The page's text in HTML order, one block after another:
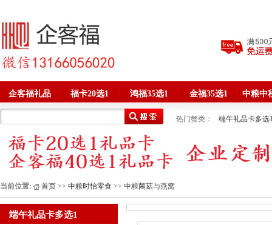
企客福礼品 福卡20选1 鸿福35选1 金福35选1 中粮中
热门蟹类：
端午礼品卡多选
中粮菌菇与燕窝
牛排腊味熟
现金券面包券卡
现金券面包
当前位置: 首页 >> 中粮时怡零食 >> 中粮菌菇与燕窝
端午礼品卡多选1